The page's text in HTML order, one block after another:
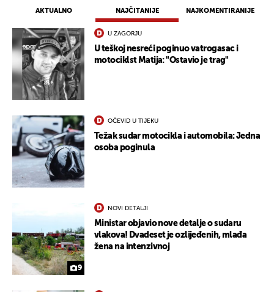
AKTUALNO NAJČITANIJE NAJKOMENTIRANIJE
U ZAGORJU
U teškoj nesreći poginuo vatrogasac i
motociklst Matija: "Ostavio je trag"
OČEVID U TIJEKU
Težak sudar motocikla i automobila: Jedna
osoba poginula
9
NOVI DETALJI
Ministar objavio nove detalje o sudaru
vlakova! Dvadeset je ozlijeđenih, mlađa
žena na intenzivnoj